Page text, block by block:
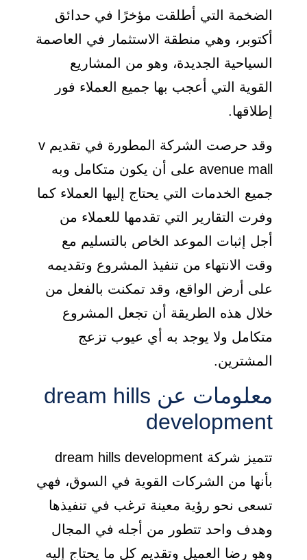
الضخمة التي أطلقت مؤخرًا في حدائق
أكتوبر، وهي منطقة الاستثمار في العاصمة
السياحية الجديدة، وهو من المشاريع
القوية التي أعجب بها جميع العملاء فور
إطلاقها.
وقد حرصت الشركة المطورة في تقديم v
avenue mall على أن يكون متكامل وبه
جميع الخدمات التي يحتاج إليها العملاء كما
وفرت التقارير التي تقدمها للعملاء من
أجل إثبات الموعد الخاص بالتسليم مع
وقت الانتهاء من تنفيذ المشروع وتقديمه
على أرض الواقع، وقد تمكنت بالفعل من
خلال هذه الطريقة أن تجعل المشروع
متكامل ولا يوجد به أي عيوب تزعج
المشترين.
معلومات عن dream hills
development
تتميز شركة dream hills development
بأنها من الشركات القوية في السوق، فهي
تسعى نحو رؤية معينة ترغب في تنفيذها
وهدف واحد تتطور من أجله في المجال
وهو رضا العميل وتقديم كل ما يحتاج إليه